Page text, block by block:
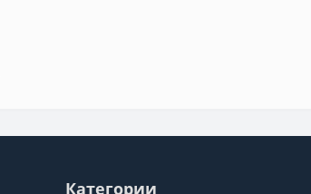
Категории